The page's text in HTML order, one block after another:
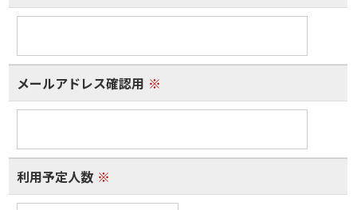
メールアドレス確認用 ※
利用予定人数 ※